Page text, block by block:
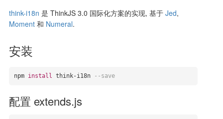
think-i18n 是 ThinkJS 3.0 国际化方案的实现, 基于 Jed,
Moment和 Numeral.
安装
npm install think-i18n --save
配置 extends.js